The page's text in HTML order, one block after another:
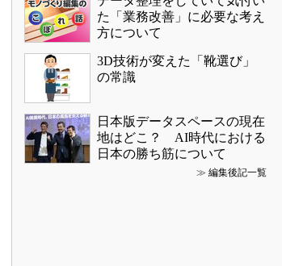
た「業務改善」に必要な考え
方について
3D技術が変えた「靴選び」
の常識
日本版データスペースの現在
地はどこ？ AI時代における
日本の勝ち筋について
≫ 編集後記一覧